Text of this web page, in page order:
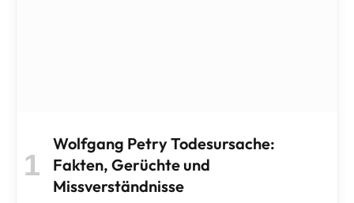
Wolfgang Petry Todesursache:
Fakten, Gerüchte und
Missverständnisse